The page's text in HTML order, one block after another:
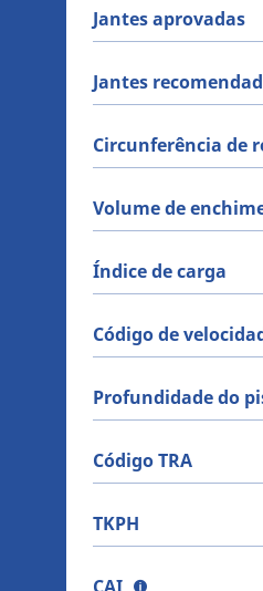
Jantes aprovadas
Jantes
Circunferência de
Volume de
Índice de carga
Código de
Profundidade do
Código TRA
TKPH